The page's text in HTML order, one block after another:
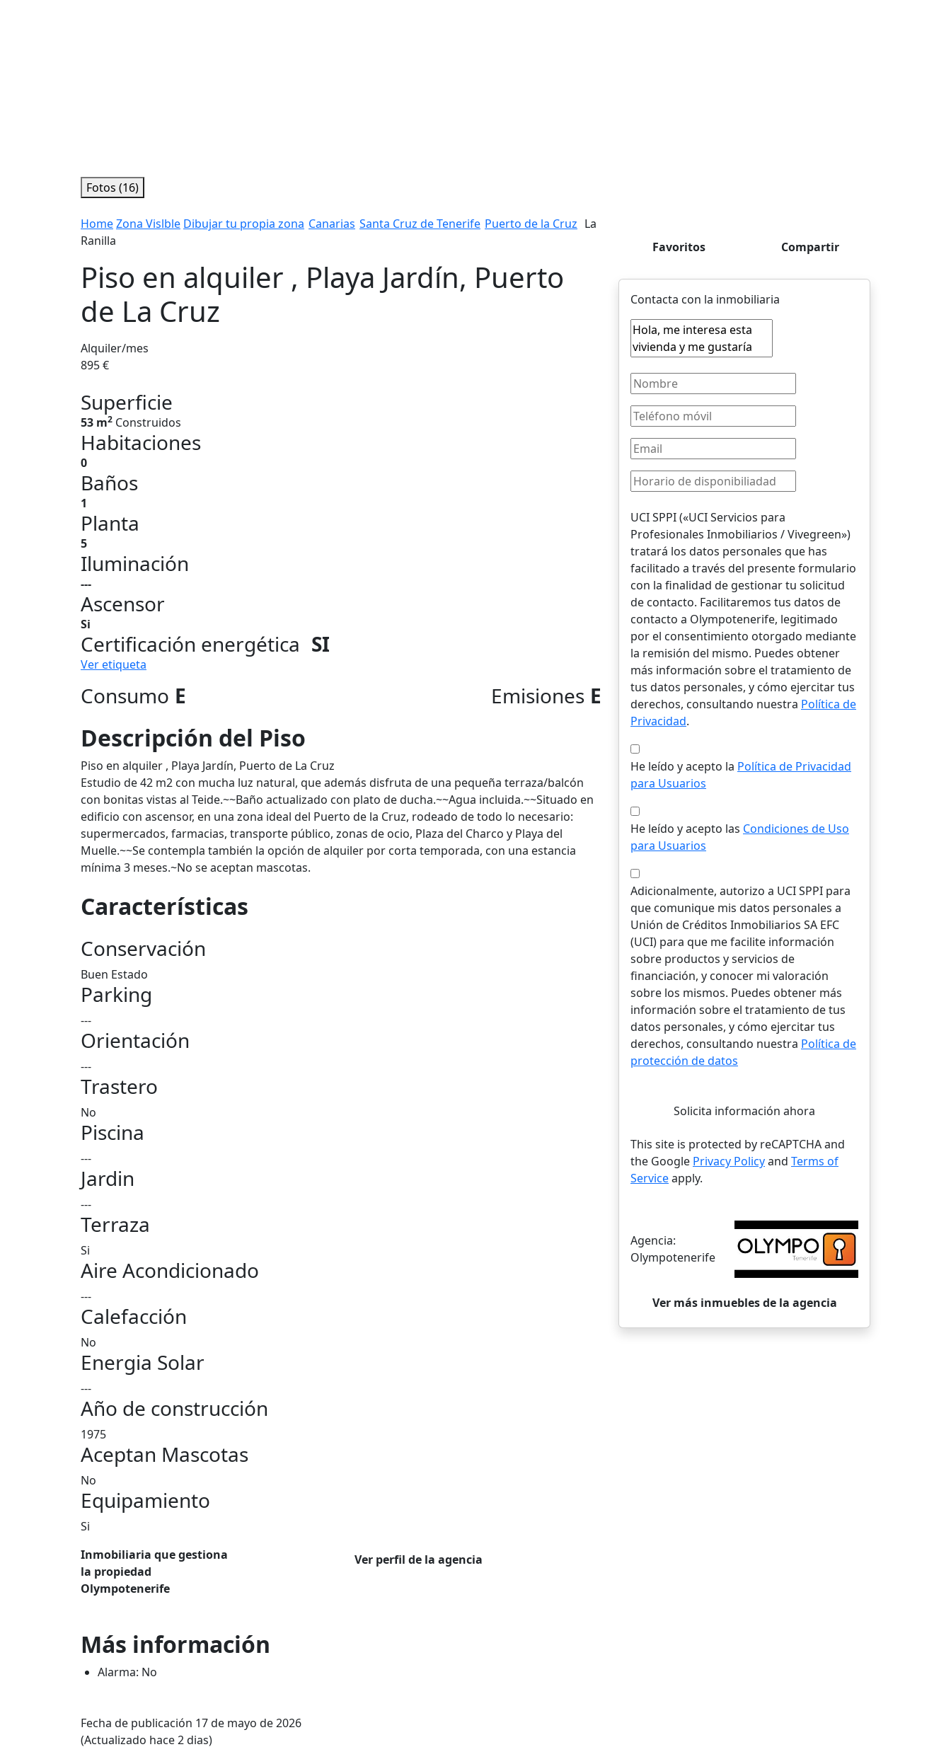
Fotos (16)
HomeZona Vislble Dibujar tu propia zona Canarias Santa Cruz de Tenerife Puerto de la Cruz La
Ranilla
Piso en alquiler , Playa Jardín, Puerto
de La Cruz
Alquiler/mes
895 €
Superficie
53 m2 Construidos
Habitaciones
0
Baños
1
Planta
5
Iluminación
---
Ascensor
Si
Certificación energética SI
Ver etiqueta
Consumo E Emisiones E
Descripción del Piso
Piso en alquiler , Playa Jardín, Puerto de La Cruz
Estudio de 42 m2 con mucha luz natural, que además disfruta de una pequeña terraza/balcón
con bonitas vistas al Teide.~~Baño actualizado con plato de ducha.~~Agua incluida.~~Situado en
edificio con ascensor, en una zona ideal del Puerto de la Cruz, rodeado de todo lo necesario:
supermercados, farmacias, transporte público, zonas de ocio, Plaza del Charco y Playa del
Muelle.~~Se contempla también la opción de alquiler por corta temporada, con una estancia
mínima 3 meses.~No se aceptan mascotas.
Características
Conservación
Buen Estado
Parking
---
Orientación
---
Trastero
No
Piscina
---
Jardin
---
Terraza
Si
Aire Acondicionado
---
Calefacción
No
Energia Solar
---
Año de construcción
1975
Aceptan Mascotas
No
Equipamiento
Si
Inmobiliaria que gestiona
la propiedad
Olympotenerife
Ver perfil de la agencia
Más información
Alarma: No
Fecha de publicación 17 de mayo de 2026
(Actualizado hace 2 dias)
Favoritos Compartir
Contacta con la inmobiliaria
UCI SPPI («UCI Servicios para
Profesionales Inmobiliarios / Vivegreen»)
tratará los datos personales que has
facilitado a través del presente formulario
con la finalidad de gestionar tu solicitud
de contacto. Facilitaremos tus datos de
contacto a Olympotenerife, legitimado
por el consentimiento otorgado mediante
la remisión del mismo. Puedes obtener
más información sobre el tratamiento de
tus datos personales, y cómo ejercitar tus
derechos, consultando nuestra Política de
Privacidad.
He leído y acepto la Política de Privacidad
para Usuarios
He leído y acepto las Condiciones de Uso
para Usuarios
Adicionalmente, autorizo a UCI SPPI para
que comunique mis datos personales a
Unión de Créditos Inmobiliarios SA EFC
(UCI) para que me facilite información
sobre productos y servicios de
financiación, y conocer mi valoración
sobre los mismos. Puedes obtener más
información sobre el tratamiento de tus
datos personales, y cómo ejercitar tus
derechos, consultando nuestra Política de
protección de datos
Solicita información ahora
This site is protected by reCAPTCHA and
the Google Privacy Policyand Terms of
Serviceapply.
Agencia:
Olympotenerife
Ver más inmuebles de la agencia